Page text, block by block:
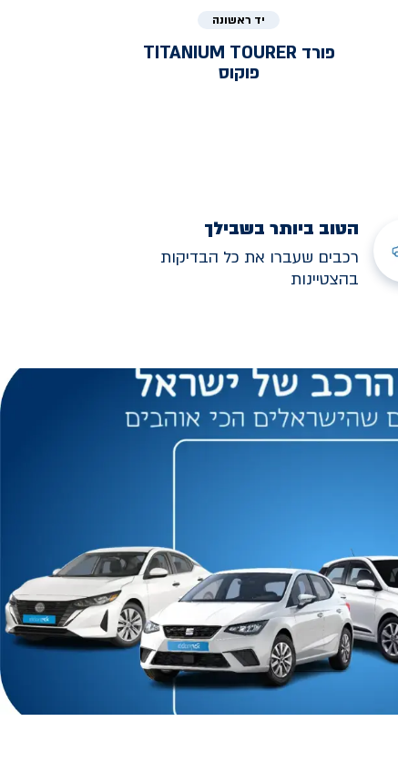
יד ראשונה
פורד TITANIUM TOURER
פוקוס
הטוב ביותר בשבילך
רכבים שעברו את כל הבדיקות
בהצטיינות